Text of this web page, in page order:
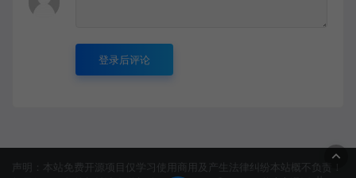
登录后评论
声明：本站免费开源项目仅学习使用商用及产生法律纠纷本站概不负责！